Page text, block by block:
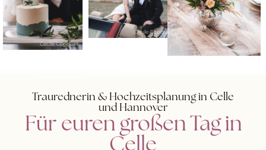
Cecile Conquer
Cecile Conquer
Cecile Conquer
Traurednerin & Hochzeitsplanung in Celle
und Hannover
Für euren großen Tag in
Celle